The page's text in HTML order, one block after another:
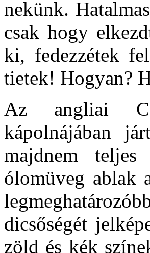
nekünk.
csak hogy
ki, fedezzétek
tietek! Hogyan?
Az angliai
kápolnájában
majdnem
ólomüveg ablak
dicsőségét
zöld és kék